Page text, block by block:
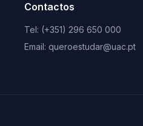
Contactos
Tel: (+351) 296 650 000
Email: queroestudar@uac.pt